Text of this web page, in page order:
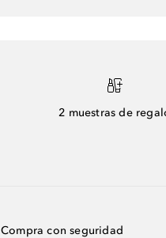
2 muestras de
Compra con seguridad